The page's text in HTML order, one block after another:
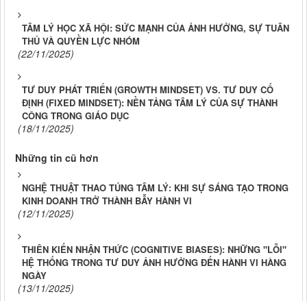
TÂM LÝ HỌC XÃ HỘI: SỨC MẠNH CỦA ẢNH HƯỞNG, SỰ TUÂN
THỦ VÀ QUYỀN LỰC NHÓM
(22/11/2025)
TƯ DUY PHÁT TRIỂN (GROWTH MINDSET) VS. TƯ DUY CỐ
ĐỊNH (FIXED MINDSET): NỀN TẢNG TÂM LÝ CỦA SỰ THÀNH
CÔNG TRONG GIÁO DỤC
(18/11/2025)
Những tin cũ hơn
NGHỆ THUẬT THAO TÚNG TÂM LÝ: KHI SỰ SÁNG TẠO TRONG
KINH DOANH TRỞ THÀNH BẪY HÀNH VI
(12/11/2025)
THIÊN KIẾN NHẬN THỨC (COGNITIVE BIASES): NHỮNG "LỖI"
HỆ THỐNG TRONG TƯ DUY ẢNH HƯỞNG ĐẾN HÀNH VI HÀNG
NGÀY
(13/11/2025)